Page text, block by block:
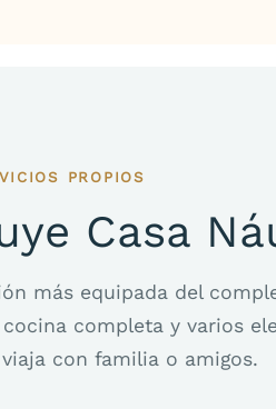
PROPIOS
Casa
más equipada del
completa y varios
con familia o amigos.